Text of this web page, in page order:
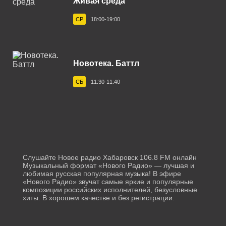
Йошкар-Ола 101.8 FM
Калуга 107.6 FM
Каневская 103.7 FM
Коломна 95.4 FM
Кореновск 103.8 FM
Краснодар 89.3 FM
СР 18:00-19:00
Новотека. Баттл
СБ 11:30-11:40
Слушайте Новое радио Хабаровск 106.8 FM онлайн
Музыкальный формат «Нового Радио» — лучшая и
любимая русская популярная музыка! В эфире
«Нового Радио» звучат самые яркие и популярные
композиции российских исполнителей, безусловные
хиты. В хорошем качестве и без регистрации.